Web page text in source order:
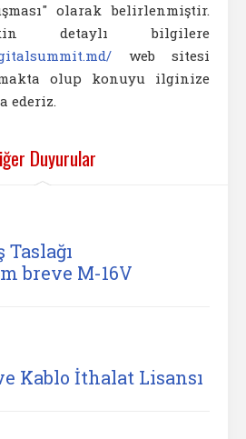
olarak belirlenmiştir.
detaylı bilgilere
web sitesi
olup konuyu ilginize
ederiz.
Duyurular
breve M-16V
Kablo İthalat Lisansı